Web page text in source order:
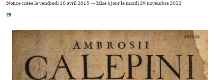
Notice créée le vendredi 10 avril 2015 → Mise à jour le mardi 29 novembre 2022
📷